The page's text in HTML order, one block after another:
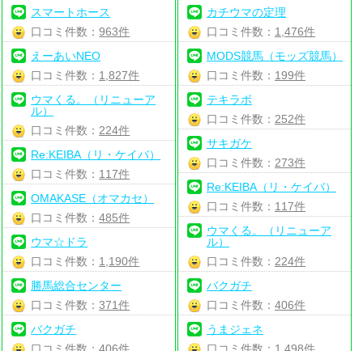
スマートホース
口コミ件数：963件
えーあいNEO
口コミ件数： 1,827件
ウマくる。（リニューア
ル）
口コミ件数： 224件
Re:KEIBA（リ・ケイバ）
口コミ件数： 117件
OMAKASE（オマカセ）
口コミ件数：485件
ウマ☆ドラ
口コミ件数： 1,190件
勝馬総合センター
口コミ件数：371件
バクガチ
カチウマの定理
口コミ件数： 1,476件
MODS競馬（モッズ競馬）
口コミ件数： 199件
テキラボ
口コミ件数： 252件
サキガケ
口コミ件数： 273件
Re:KEIBA（リ・ケイバ）
口コミ件数： 117件
ウマくる。（リニューア
ル）
口コミ件数： 224件
バクガチ
口コミ件数： 406件
うまジェネ